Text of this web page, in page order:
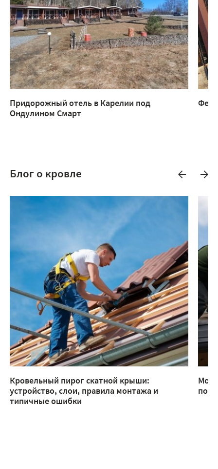
Придорожный отель в Карелии под
Ондулином Смарт
Блог о кровле
Кровельный пирог скатной крыши:
устройство, слои, правила монтажа и
типичные ошибки